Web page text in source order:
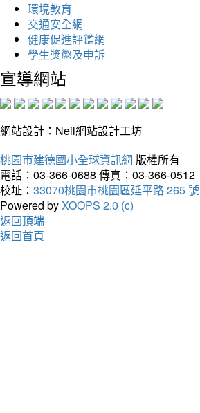
環境教育
交通安全網
健康促進評鑑網
學生獎懲及申訴
宣導網站
網站設計：Neil網站設計工坊
桃園市建德國小全球資訊網 版權所有
電話：03-366-0688 傳真：03-366-0512
校址： 33070桃園市桃園區延平路 265 號
Powered byXOOPS 2.0 (c)
返回頂端
返回首頁